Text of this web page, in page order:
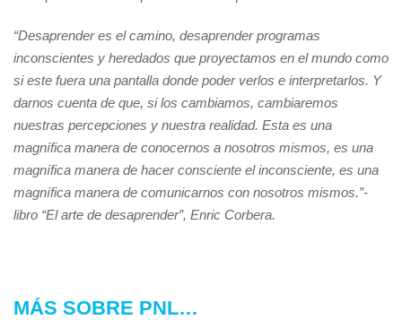
“Desaprender es el camino, desaprender programas
inconscientes y heredados que proyectamos en el mundo como
si este fuera una pantalla donde poder verlos e interpretarlos. Y
darnos cuenta de que, si los cambiamos, cambiaremos
nuestras percepciones y nuestra realidad. Esta es una
magnífica manera de conocernos a nosotros mismos, es una
magnífica manera de hacer consciente el inconsciente, es una
magnífica manera de comunicarnos con nosotros mismos.”-
libro “El arte de desaprender”, Enric Corbera.
MÁS SOBRE PNL…